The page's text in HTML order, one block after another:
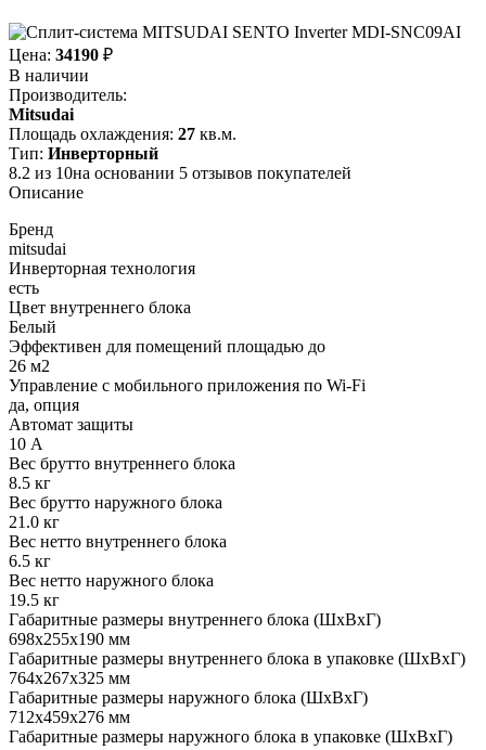
Цена: 34190 ₽
В наличии
Производитель:
Mitsudai
Площадь охлаждения: 27 кв.м.
Тип: Инверторный
8.2 из 10на основании 5 отзывов покупателей
Описание
Бренд
mitsudai
Инверторная технология
есть
Цвет внутреннего блока
Белый
Эффективен для помещений площадью до
26 м2
Управление c мобильного приложения по Wi-Fi
да, опция
Автомат защиты
10 А
Вес брутто внутреннего блока
8.5 кг
Вес брутто наружного блока
21.0 кг
Вес нетто внутреннего блока
6.5 кг
Вес нетто наружного блока
19.5 кг
Габаритные размеры внутреннего блока (ШxВxГ)
698x255x190 мм
Габаритные размеры внутреннего блока в упаковке (ШxВxГ)
764x267x325 мм
Габаритные размеры наружного блока (ШxВxГ)
712x459x276 мм
Габаритные размеры наружного блока в упаковке (ШxВxГ)